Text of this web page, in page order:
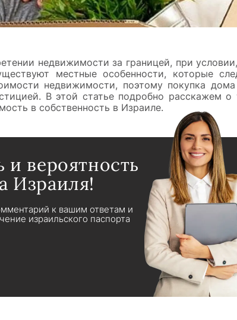
недвижимости за границей, при
местные особенности, которые
недвижимости, поэтому покупка
В этой статье подробно расскажем о
в собственность в Израиле.
и вероятность
Израиля!
к вашим ответам и
израильского паспорта